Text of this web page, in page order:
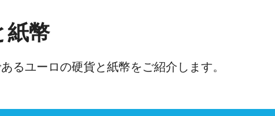
紙幣
るユーロの硬貨と紙幣をご紹介します。